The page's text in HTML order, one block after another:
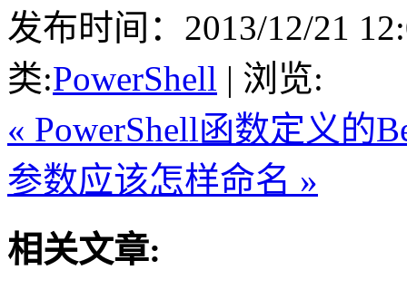
发布时间：2013/12/21
类:PowerShell | 浏览:
« PowerShell函数定义的
参数应该怎样命名 »
相关文章: